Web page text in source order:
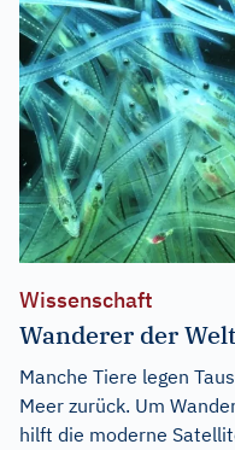
Wissenschaft
Wanderer der
Manche Tiere legen
Meer zurück. Um
hilft die moderne